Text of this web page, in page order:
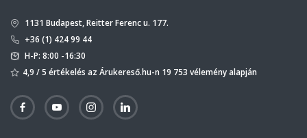
1131 Budapest, Reitter Ferenc u. 177.
+36 (1) 424 99 44
H-P: 8:00 -16:30
4,9 / 5 értékelés az Árukereső.hu-n 19 753 vélemény alapján